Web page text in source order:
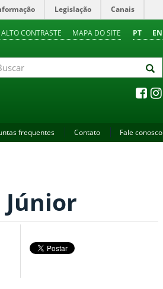
Legislação Canais
PT EN
ALTO CONTRASTE MAPA DO SITE
frequentes Contato Fale conosco